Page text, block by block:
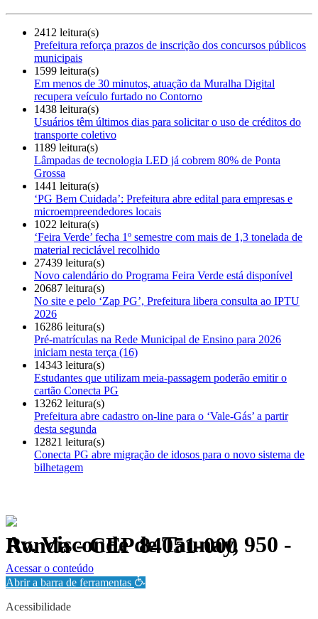
2412 leitura(s)
Prefeitura reforça prazos de inscrição dos concursos públicos
municipais
1599 leitura(s)
Em menos de 30 minutos, atuação da Muralha Digital
recupera veículo furtado no Contorno
1438 leitura(s)
Usuários têm últimos dias para solicitar o uso de créditos do
transporte coletivo
1189 leitura(s)
Lâmpadas de tecnologia LED já cobrem 80% de Ponta
Grossa
1441 leitura(s)
‘PG Bem Cuidada’: Prefeitura abre edital para empresas e
microempreendedores locais
1022 leitura(s)
‘Feira Verde’ fecha 1º semestre com mais de 1,3 tonelada de
material reciclável recolhido
27439 leitura(s)
Novo calendário do Programa Feira Verde está disponível
20687 leitura(s)
No site e pelo ‘Zap PG’, Prefeitura libera consulta ao IPTU
2026
16286 leitura(s)
Pré-matrículas na Rede Municipal de Ensino para 2026
iniciam nesta terça (16)
14343 leitura(s)
Estudantes que utilizam meia-passagem poderão emitir o
cartão Conecta PG
13262 leitura(s)
Prefeitura abre cadastro on-line para o ‘Vale-Gás’ a partir
desta segunda
12821 leitura(s)
Conecta PG abre migração de idosos para o novo sistema de
bilhetagem
Av. Visconde de Taunay, 950 - Ronda - CEP 84051-000
Política de Privacidade.
Acessar o conteúdo
Abrir a barra de ferramentas
Acessibilidade